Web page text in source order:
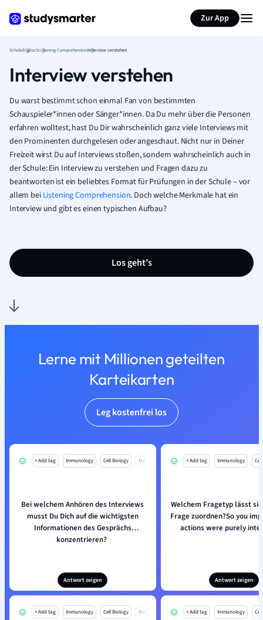
Zur App
SchuleEnglischListening ComprehensionInterview verstehen
Interview verstehen
Du warst bestimmt schon einmal Fan von bestimmten
Schauspieler*innen oder Sänger*innen. Da Du mehr über die Personen
erfahren wolltest, hast Du Dir wahrscheinlich ganz viele Interviews mit
den Prominenten durchgelesen oder angeschaut. Nicht nur in Deiner
Freizeit wirst Du auf Interviews stoßen, sondern wahrscheinlich auch in
der Schule: Ein Interview zu verstehen und Fragen dazu zu
beantworten ist ein beliebtes Format für Prüfungen in der Schule – vor
allem bei Listening Comprehension. Doch welche Merkmale hat ein
Interview und gibt es einen typischen Aufbau?
Los geht’s
Lerne mit Millionen geteilten
Karteikarten
Leg kostenfrei los
+ Add tag Immunology Cell Biology Mo
Bei welchem Anhören des Interviews
musst Du Dich auf die wichtigsten
Informationen des Gesprächs
konzentrieren?
Antwort zeigen
+ Add tag Immunology
Welchem Fragetyp lässt
Frage zuordnen?So you
actions were purely
Antwort zeigen
+ Add tag Immunology Cell Biology Mo + Add tag Immunology
Seite zusammenfassen